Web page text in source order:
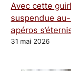
Avec cette
suspendue
apéros
31 mai 2026